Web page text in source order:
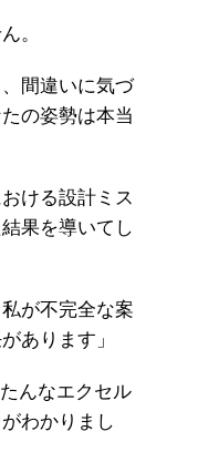
。
間違いに気づ
の姿勢は本当
ける設計ミス
果を導いてし
が不完全な案
あります」
んなエクセル
わかりまし